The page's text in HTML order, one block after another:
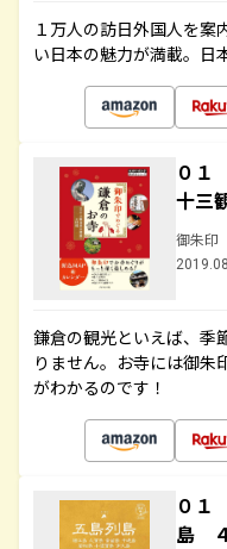
１万人の訪日外国人を案
い日本の魅力が満載。日
０１
十三
御朱印
鎌倉の観光といえば、季
りません。お寺には御朱
がわかるのです！
０
島